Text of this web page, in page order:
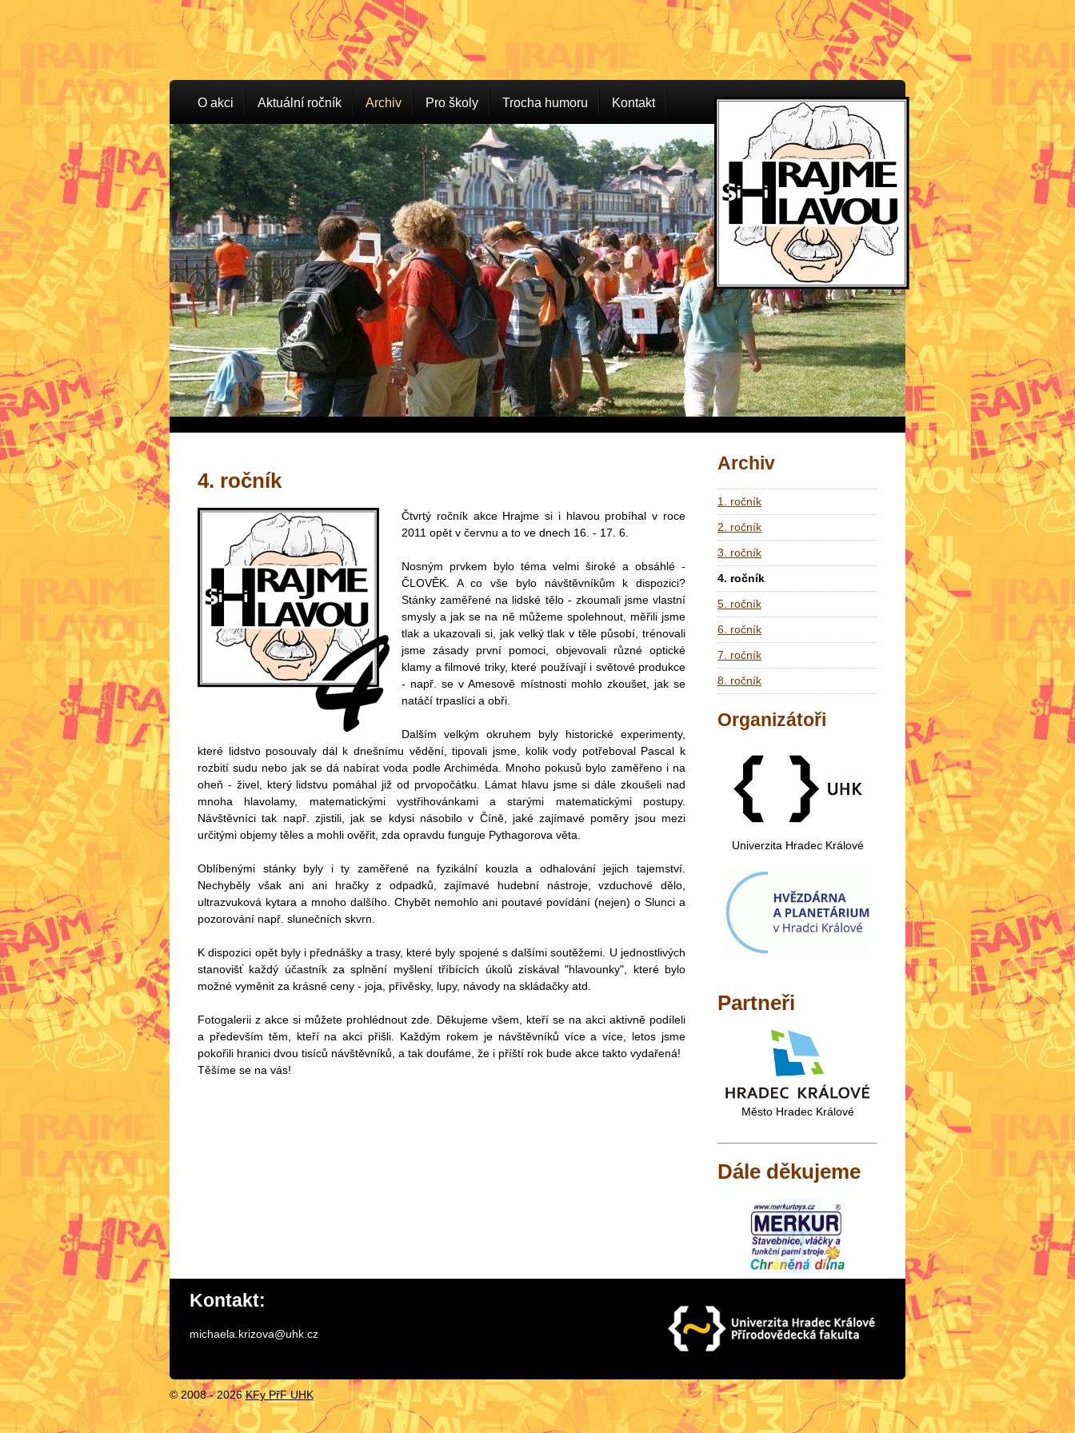
O akci Aktuální ročník Archiv Pro školy Trocha humoru Kontakt
4. ročník
Čtvrtý ročník akce Hrajme si i hlavou probíhal v roce
2011 opět v červnu a to ve dnech 16. - 17. 6.
Nosným prvkem bylo téma velmi široké a obsáhlé -
ČLOVĚK. A co vše bylo návštěvníkům k dispozici?
Stánky zaměřené na lidské tělo - zkoumali jsme vlastní
smysly a jak se na ně můžeme spolehnout, měřili jsme
tlak a ukazovali si, jak velký tlak v těle působí, trénovali
jsme zásady první pomoci, objevovali různé optické
klamy a filmové triky, které používají i světové produkce
- např. se v Amesově místnosti mohlo zkoušet, jak se
natáčí trpaslíci a obři.
Dalším velkým okruhem byly historické experimenty,
které lidstvo posouvaly dál k dnešnímu vědění, tipovali jsme, kolik vody potřeboval Pascal k
rozbití sudu nebo jak se dá nabírat voda podle Archiméda. Mnoho pokusů bylo zaměřeno i na
oheň - živel, který lidstvu pomáhal již od prvopočátku. Lámat hlavu jsme si dále zkoušeli nad
mnoha hlavolamy, matematickými vystřihovánkami a starými matematickými postupy.
Návštěvníci tak např. zjistili, jak se kdysi násobilo v Číně, jaké zajímavé poměry jsou mezi
určitými objemy těles a mohli ověřit, zda opravdu funguje Pythagorova věta.
Oblíbenými stánky byly i ty zaměřené na fyzikální kouzla a odhalování jejich tajemství.
Nechyběly však ani ani hračky z odpadků, zajímavé hudební nástroje, vzduchové dělo,
ultrazvuková kytara a mnoho dalšího. Chybět nemohlo ani poutavé povídání (nejen) o Slunci a
pozorování např. slunečních skvrn.
K dispozici opět byly i přednášky a trasy, které byly spojené s dalšími soutěžemi. U jednostlivých
stanovišť každý účastník za splnění myšlení tříbících úkolů získával "hlavounky", které bylo
možné vyměnit za krásné ceny - joja, přívěsky, lupy, návody na skládačky atd.
Fotogalerii z akce si můžete prohlédnout zde. Děkujeme všem, kteří se na akci aktivně podíleli
a především těm, kteří na akci přišli. Každým rokem je návštěvníků více a více, letos jsme
pokořili hranici dvou tisíců návštěvníků, a tak doufáme, že i příští rok bude akce takto vydařená!
Těšíme se na vás!
Archiv
1. ročník
2. ročník
3. ročník
4. ročník
5. ročník
6. ročník
7. ročník
8. ročník
Organizátoři
Univerzita Hradec Králové
Partneři
Město Hradec Králové
Dále děkujeme
Kontakt:
michaela.krizova@uhk.cz
© 2008 -2026KFy PřF UHK